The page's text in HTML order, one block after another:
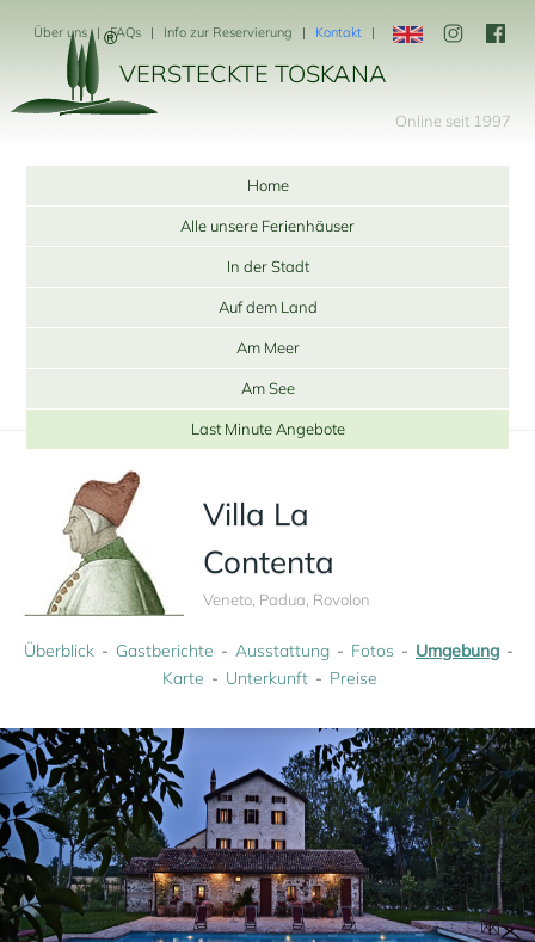
VERSTECKTE TOSKANA
Über uns FAQs Info zur Reservierung Kontakt
Online seit 1997
Home
Alle unsere Ferienhäuser
In der Stadt
Auf dem Land
Am Meer
Am See
Last Minute Angebote
Villa La
Contenta
Veneto, Padua, Rovolon
Überblick Gastberichte Ausstattung Fotos
Umgebung
Karte
Unterkunft Preise